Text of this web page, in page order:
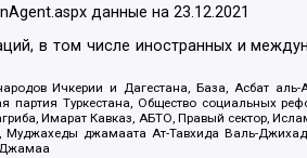
данные на23.12.2021
в том числе иностранных и
Ичкерии и Дагестана, База, Асбат
партия Туркестана, Общество
Имарат Кавказ, АБТО, Правый сектор,
джамаата Ат-Тавхида Валь-